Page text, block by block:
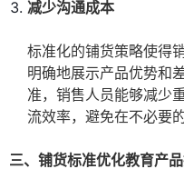
减少沟通成本
标准化的铺货策略使得
明确地展示产品优势和
准，销售人员能够减少
流效率，避免在不必要
三、铺货标准优化教育产